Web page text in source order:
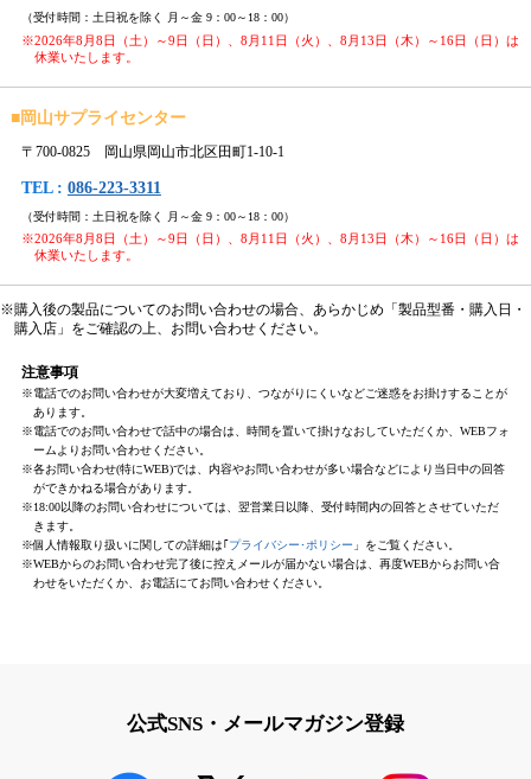
（受付時間：土日祝を除く 月～金 9：00～18：00）
※2026年8月8日（土）～9日（日）、8月11日（火）、8月13日（木）～16日（日）は
休業いたします。
■岡山サプライセンター
〒700-0825 岡山県岡山市北区田町1-10-1
TEL : 086-223-3311
（受付時間：土日祝を除く 月～金 9：00～18：00）
※2026年8月8日（土）～9日（日）、8月11日（火）、8月13日（木）～16日（日）は
休業いたします。
※購入後の製品についてのお問い合わせの場合、あらかじめ「製品型番・購入日・
購入店」をご確認の上、お問い合わせください。
注意事項
※電話でのお問い合わせが大変増えており、つながりにくいなどご迷惑をお掛けすることが
あります。
※電話でのお問い合わせで話中の場合は、時間を置いて掛けなおしていただくか、WEBフォ
ームよりお問い合わせください。
※各お問い合わせ(特にWEB)では、内容やお問い合わせが多い場合などにより当日中の回答
ができかねる場合があります。
※18:00以降のお問い合わせについては、翌営業日以降、受付時間内の回答とさせていただ
きます。
※個人情報取り扱いに関しての詳細は｢プライバシー･ポリシー 」をご覧ください。
※WEBからのお問い合わせ完了後に控えメールが届かない場合は、再度WEBからお問い合
わせをいただくか、お電話にてお問い合わせください。
公式SNS・メールマガジン登録